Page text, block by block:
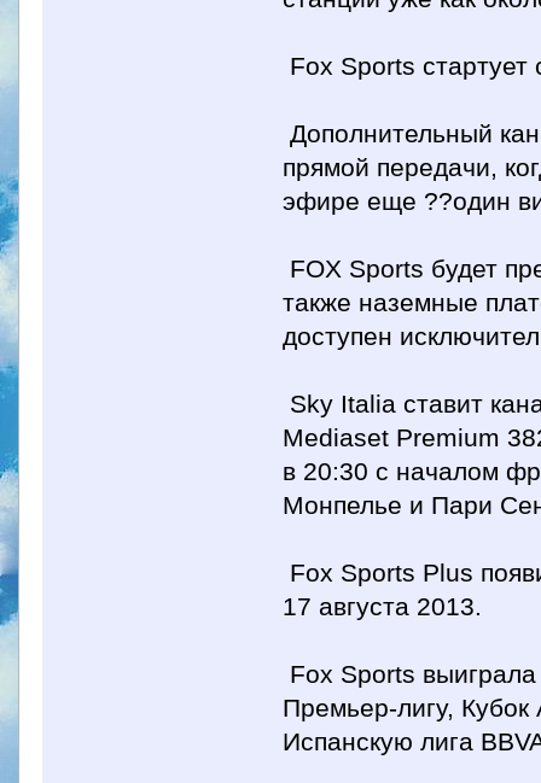
Fox Sports
Дополнительный
прямой передачи,
эфире еще ??один
FOX Sports будет
также наземные
доступен
Sky Italia ставит
Mediaset Premium
в 20:30 с началом
Монпелье и Пари
Fox Sports Plus
17 августа 2013.
Fox Sports
Премьер-лигу,
Испанскую лига